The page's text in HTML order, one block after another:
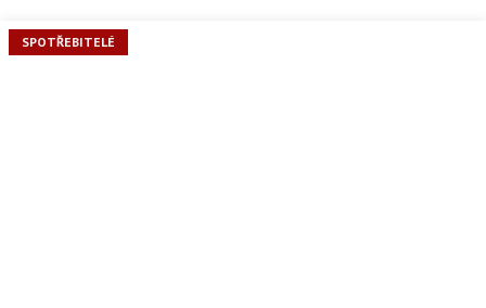
Jak už to tak ale někdy bývá, není všechno zlato, co se třpytí.
SPOTŘEBITELÉ